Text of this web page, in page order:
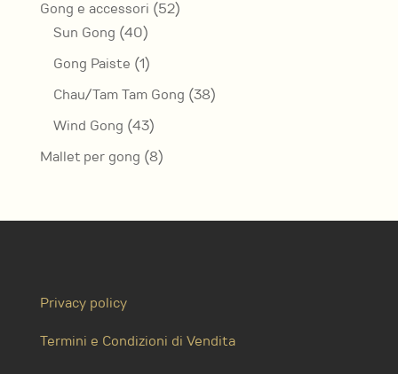
Gong e accessori 5252
Sun Gong 4040
prodotti
Gong Paiste 11
prodotto
Chau/Tam Tam Gong 3838
Wind Gong 4343
prodotti
Mallet per gong 88
Privacy policy
Termini e Condizioni di Vendita